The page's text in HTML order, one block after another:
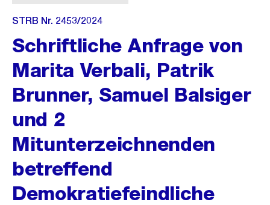
STRB Nr. 2453/2024
Schriftliche Anfrage von
Marita Verbali, Patrik
Brunner, Samuel Balsiger
und 2
Mitunterzeichnenden
betreffend
Demokratiefeindliche